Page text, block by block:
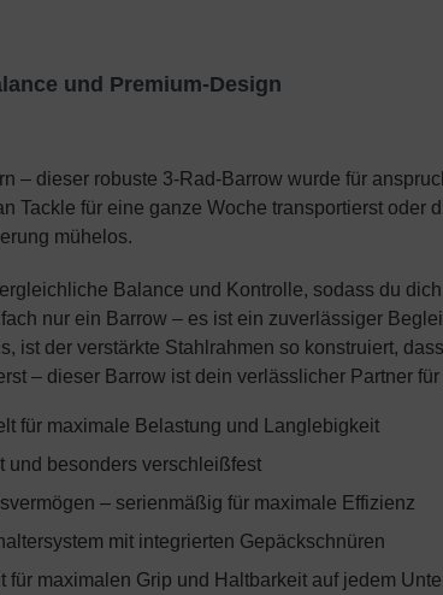
und Premium-Design
– dieser robuste 3-Rad-Barrow wurde für
Tackle für eine ganze Woche transportierst oder
mühelos.
Balance und Kontrolle, sodass du
nur ein Barrow – es ist ein zuverlässiger
ist der verstärkte Stahlrahmen so konstruiert,
– dieser Barrow ist dein verlässlicher Partner für
für maximale Belastung und Langlebigkeit
und besonders verschleißfest
– serienmäßig für maximale Effizienz
mit integrierten Gepäckschnüren
maximalen Grip und Haltbarkeit auf jedem